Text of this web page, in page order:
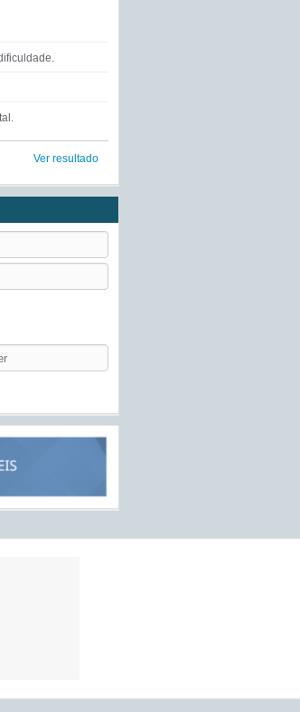
Ver resultado